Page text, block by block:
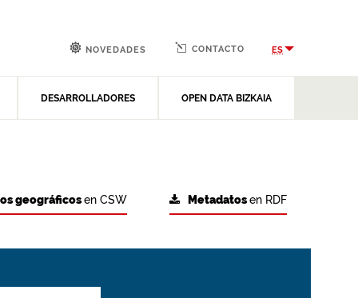
DESARROLLADORES OPEN DATA BIZKAIA
NOVEDADES CONTACTO ES
Metadatosen RDF
geográficosen CSW